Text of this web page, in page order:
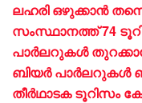
ലഹരി ഒഴുക്കാൻ
സംസ്ഥാനത്ത് 74
പാർലറുകൾ
ബിയർ പാർലറുകൾ
തീർഥാടക ടൂറിസം